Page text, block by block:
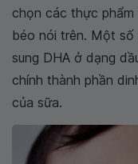
chọn các thực
béo nói trên. Một
sung DHA ở dạng
chính thành phần
của sữa.